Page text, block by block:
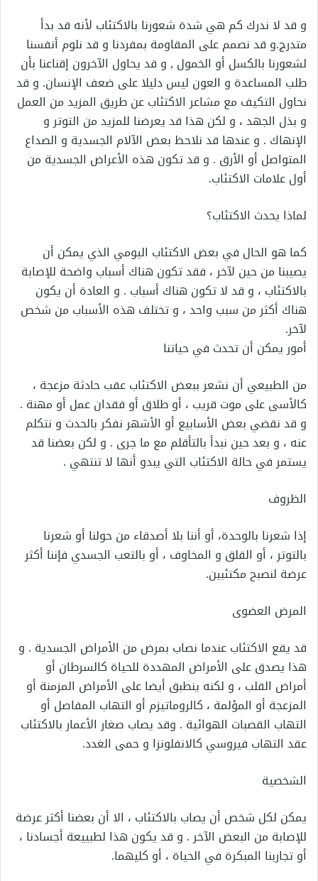
و قد لا ندرك كم هي شدة شعورنا بالاكتئاب لأنه قد بدأ
متدرج.و قد نصمم على المقاومة بمفردنا و قد نلوم أنفسنا
لشعورنا بالكسل أو الخمول , و قد يحاول الآخرون إقناعنا بأن
طلب المساعدة و العون ليس دليلا على ضعف الإنسان. و قد
نحاول التكيف مع مشاعر الاكتئاب عن طريق المزيد من العمل
و بذل الجهد ، و لكن هذا قد يعرضنا للمزيد من التوتر و
الإنهاك . و عندها قد نلاحظ بعض الآلام الجسدية و الصداع
المتواصل أو الأرق . و قد تكون هذه الأعراض الجسدية من
أول علامات الاكتئاب.
لماذا يحدث الاكتئاب؟
كما هو الحال في بعض الاكتئاب اليومي الذي يمكن أن
يصيبنا من حين لآخر ، فقد تكون هناك أسباب واضحة للإصابة
بالاكتئاب ، و قد لا تكون هناك أسباب . و العادة أن يكون
هناك أكثر من سبب واحد ، و تختلف هذه الأسباب من شخص
لآخر.
أمور يمكن أن تحدث في حياتنا
من الطبيعي أن نشعر ببعض الاكتئاب عقب حادثة مزعجة ،
كالأسى على موت قريب ، أو طلاق أو فقدان عمل أو مهنة .
و قد نقضي بعض الأسابيع أو الأشهر نفكر بالحدث و نتكلم
عنه ، و بعد حين نبدأ بالتأقلم مع ما جرى . و لكن بعضنا قد
يستمر في حالة الاكتئاب التي يبدو أنها لا تنتهي .
الظروف
إذا شعرنا بالوحدة، أو أننا بلا أصدقاء من حولنا أو شعرنا
بالتوتر ، أو القلق و المخاوف ، أو بالتعب الجسدي فإننا أكثر
عرضة لنصبح مكتئبين.
المرض العضوى
قد يقع الاكتئاب عندما نصاب بمرض من الأمراض الجسدية . و
هذا يصدق على الأمراض المهددة للحياة كالسرطان أو
أمراض القلب ، و لكنه ينطبق أيضا على الأمراض المزمنة أو
المزعجة أو المؤلمة ، كالروماتيزم أو التهاب المفاصل أو
التهاب القصبات الهوائية . وقد يصاب صغار الأعمار بالاكتئاب
عقد التهاب فيروسي كالانفلونزا و حمى الغدد.
الشخصية
يمكن لكل شخص أن يصاب بالاكتئاب ، الا أن بعضنا أكثر عرضة
للإصابة من البعض الآخر . و قد يكون هذا لطبييعة أجسادنا ،
أو تجاربنا المبكرة في الحياة ، أو كليهما.